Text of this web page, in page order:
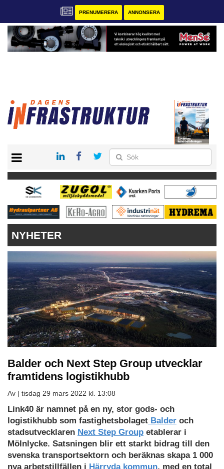
PRENUMERERA ANNONSERA
KONTAKT
VÅRA ANDRA MAGASIN
PRENUMERERA
ANNONSERA
NYHETER
Balder och Next Step Group utvecklar
framtidens logistikhubb
Av | tisdag 29 mars 2022 kl. 13:08
Link40 är namnet på en ny, stor gods- och
logistikhubb som fastighetsbolaget Balder och
stadsutvecklaren Next Step Group etablerar i
Mölnlycke. Satsningen blir ett starkt bidrag till den
svenska transportsektorn och beräknas skapa 1 000
nya arbetstillfällen i Härryda kommun, med en total